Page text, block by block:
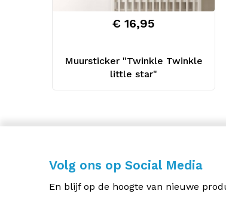
Muursticker "Twinkle Twinkle
little star"
€ 16,95
Volg ons op Social Media
En blijf op de hoogte van nieuwe